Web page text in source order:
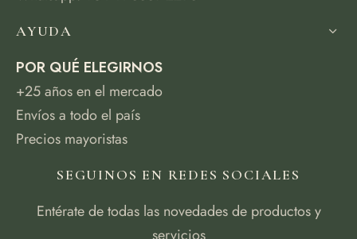
AYUDA
POR QUÉ ELEGIRNOS
+25 años en el mercado
Envíos a todo el país
Precios mayoristas
SEGUINOS EN REDES SOCIALES
Entérate de todas las novedades de productos y